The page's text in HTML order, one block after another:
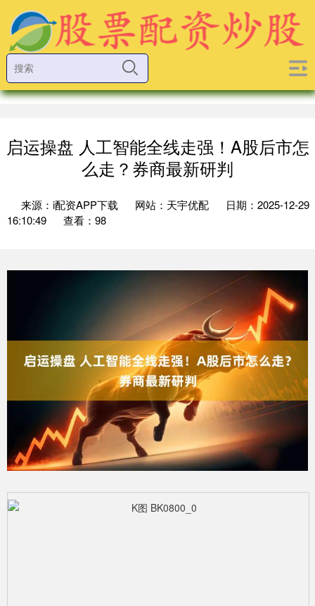
启运操盘 人工智能全线走强！A股后市怎
么走？券商最新研判
来源：i配资APP下载 网站：天宇优配
日期：2025-12-29
16:10:49
查看：98